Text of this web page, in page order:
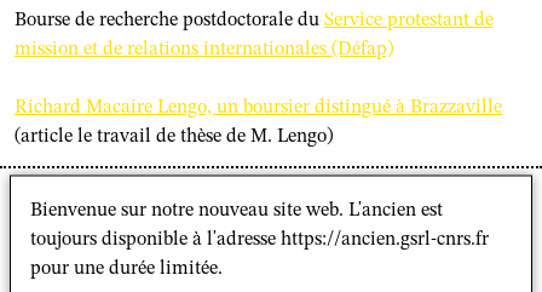
Bourse de recherche postdoctorale du Service protestant de
mission et de relations internationales (Défap)
Richard Macaire Lengo, un boursier distingué à Brazzaville
(article le travail de thèse de M. Lengo)
Le GSRL est heureux d’accueillir Richard Macaire
Lengo, docteur en sociologie, maître assistant en
sociologie faculté de lettres arts et sciences humaines
Bienvenue sur notre nouveau site web. L'ancien est
toujours disponible à l'adresse https://ancien.gsrl-cnrs.fr
pour une durée limitée.